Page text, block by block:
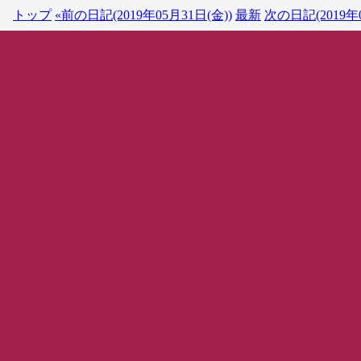
トップ «前の日記(2019年05月31日(金)) 最新 次の日記(2019